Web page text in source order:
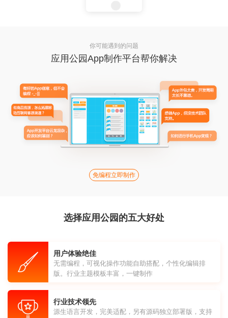
你可能遇到的问题
应用公园App制作平台帮你解决
免编程立即制作
选择应用公园的五大好处
用户体验绝佳
无需编程，可视化操作功能自助搭配，个性化编辑排
版。行业主题模板丰富，一键制作
行业技术领先
源生语言开发，完美适配，另有源码独立部署版，支持